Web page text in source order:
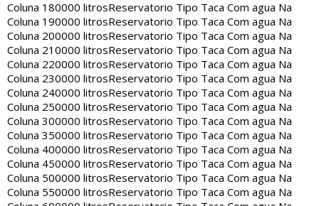
Coluna 180000 litrosReservatorio Tipo Taca Com agua Na
Coluna 190000 litrosReservatorio Tipo Taca Com agua Na
Coluna 200000 litrosReservatorio Tipo Taca Com agua Na
Coluna 210000 litrosReservatorio Tipo Taca Com agua Na
Coluna 220000 litrosReservatorio Tipo Taca Com agua Na
Coluna 230000 litrosReservatorio Tipo Taca Com agua Na
Coluna 240000 litrosReservatorio Tipo Taca Com agua Na
Coluna 250000 litrosReservatorio Tipo Taca Com agua Na
Coluna 300000 litrosReservatorio Tipo Taca Com agua Na
Coluna 350000 litrosReservatorio Tipo Taca Com agua Na
Coluna 400000 litrosReservatorio Tipo Taca Com agua Na
Coluna 450000 litrosReservatorio Tipo Taca Com agua Na
Coluna 500000 litrosReservatorio Tipo Taca Com agua Na
Coluna 550000 litrosReservatorio Tipo Taca Com agua Na